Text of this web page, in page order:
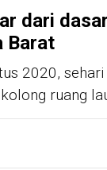
dari
Barat
2020,
ruang